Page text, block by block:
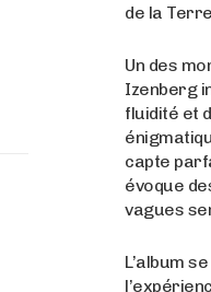
de la
Un des
Izenberg
fluidité et
capte
évoque
vagues
L’album